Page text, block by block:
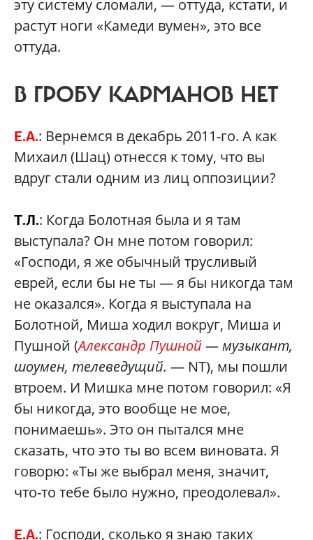
эту систему сломали, — оттуда, кстати, и
растут ноги «Камеди вумен», это все
оттуда.
В ГРОБУ КАРМАНОВ НЕТ
Е.А.: Вернемся в декабрь 2011-го. А как
Михаил (Шац) отнесся к тому, что вы
вдруг стали одним из лиц оппозиции?
Т.Л.: Когда Болотная была и я там
выступала? Он мне потом говорил:
«Господи, я же обычный трусливый
еврей, если бы не ты — я бы никогда там
не оказался». Когда я выступала на
Болотной, Миша ходил вокруг, Миша и
Пушной (Александр Пушной — музыкант,
шоумен, телеведущий. — NT), мы пошли
втроем. И Мишка мне потом говорил: «Я
бы никогда, это вообще не мое,
понимаешь». Это он пытался мне
сказать, что это ты во всем виновата. Я
говорю: «Ты же выбрал меня, значит,
что-то тебе было нужно, преодолевал».
Е.А.: Господи, сколько я знаю таких